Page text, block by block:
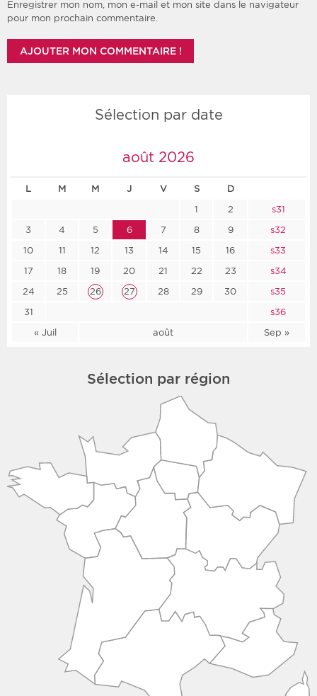
Enregistrer mon nom, mon e-mail et mon site dans le navigateur
pour mon prochain commentaire.
Sélection par date
août 2026
L M M J V S D
« Juil août Sep »
1 2
s31
3
4 5 6 7 8 9
s32
10
11 12 13 14 15 16
s33
17
18 19 20 21 22 23
s34
24
25 26 27 28 29 30
s35
31
s36
Sélection par région